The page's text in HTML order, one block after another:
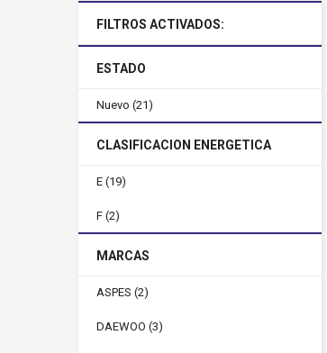
FILTROS ACTIVADOS:
ESTADO
Nuevo (21)
CLASIFICACION ENERGETICA
E (19)
F (2)
MARCAS
ASPES (2)
DAEWOO (3)